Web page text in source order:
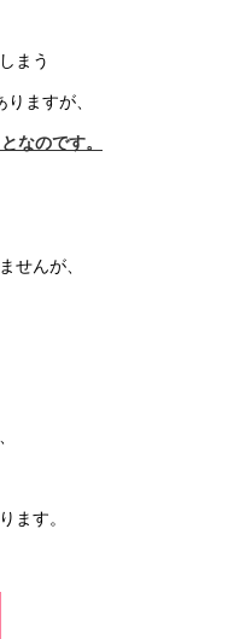
まう
りますが、
なのです。
せんが、
ます。